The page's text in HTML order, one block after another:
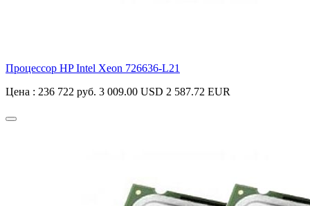
Процессор HP Intel Xeon 726636-L21
Цена : 236 722 руб. 3 009.00 USD 2 587.72 EUR